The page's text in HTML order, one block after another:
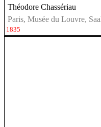
Théodore Chassériau
Paris, Musée du Louvre,
1835